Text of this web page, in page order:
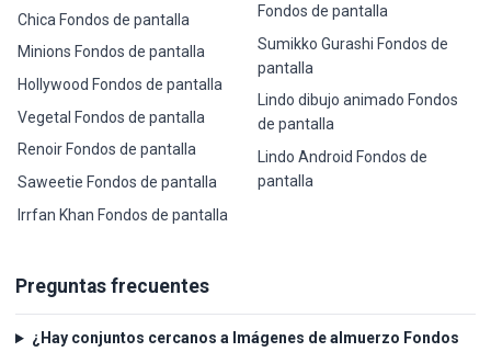
Chica Fondos de pantalla
Minions Fondos de pantalla
Hollywood Fondos de pantalla
Vegetal Fondos de pantalla
Renoir Fondos de pantalla
Saweetie Fondos de pantalla
Irrfan Khan Fondos de pantalla
Fondos de pantalla
Sumikko Gurashi Fondos de
pantalla
Lindo dibujo animado Fondos
de pantalla
Lindo Android Fondos de
pantalla
Preguntas frecuentes
¿Hay conjuntos cercanos a Imágenes de almuerzo Fondos